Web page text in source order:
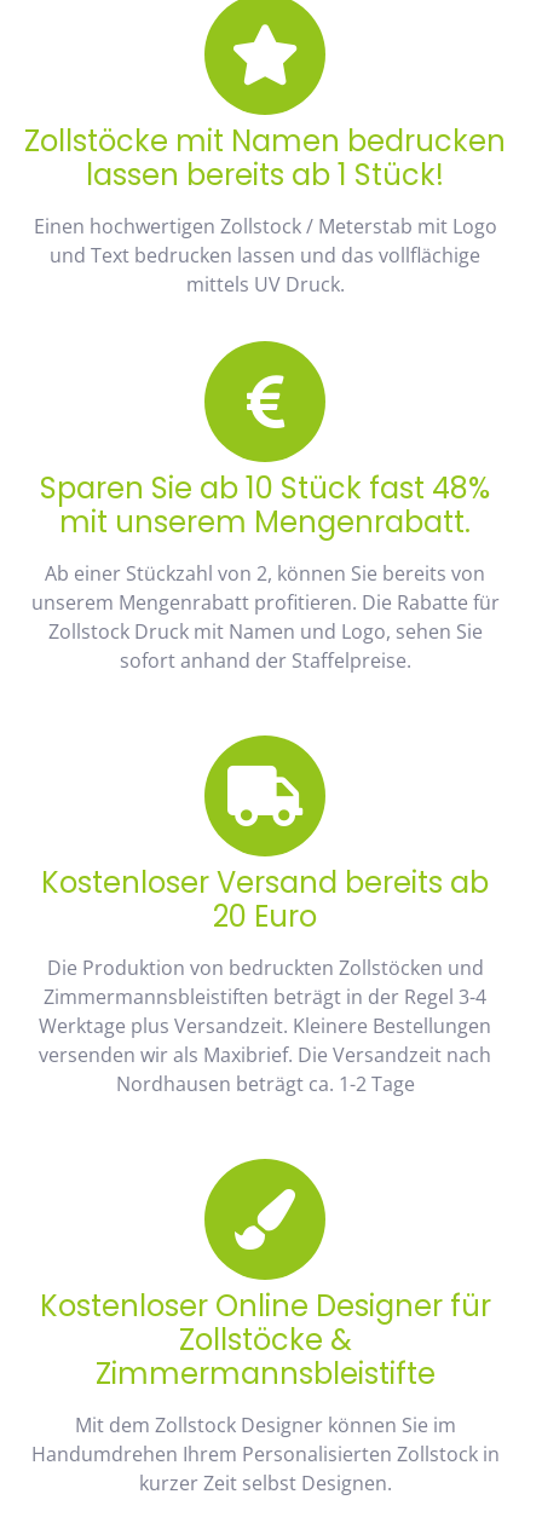
Zollstöcke mit Namen bedrucken
lassen bereits ab 1 Stück!
Einen hochwertigen Zollstock / Meterstab mit Logo
und Text bedrucken lassen und das vollflächige
mittels UV Druck.
Sparen Sie ab 10 Stück fast 48%
mit unserem Mengenrabatt.
Ab einer Stückzahl von 2, können Sie bereits von
unserem Mengenrabatt profitieren. Die Rabatte für
Zollstock Druck mit Namen und Logo, sehen Sie
sofort anhand der Staffelpreise.
Kostenloser Versand bereits ab
20 Euro
Die Produktion von bedruckten Zollstöcken und
Zimmermannsbleistiften beträgt in der Regel 3-4
Werktage plus Versandzeit. Kleinere Bestellungen
versenden wir als Maxibrief. Die Versandzeit nach
Nordhausen beträgt ca. 1-2 Tage
Kostenloser Online Designer für
Zollstöcke &
Zimmermannsbleistifte
Mit dem Zollstock Designer können Sie im
Handumdrehen Ihrem Personalisierten Zollstock in
kurzer Zeit selbst Designen.